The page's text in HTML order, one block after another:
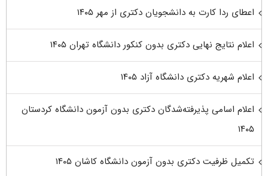
اعطای ردا کارت به دانشجویان دکتری از مهر ۱۴۰۵
اعلام نتایج نهایی دکتری بدون کنکور دانشگاه تهران ۱۴۰۵
اعلام شهریه دکتری دانشگاه آزاد ۱۴۰۵
اعلام اسامی پذیرفته‌شدگان دکتری بدون آزمون دانشگاه کردستان
۱۴۰۵
تکمیل ظرفیت دکتری بدون آزمون دانشگاه کاشان ۱۴۰۵